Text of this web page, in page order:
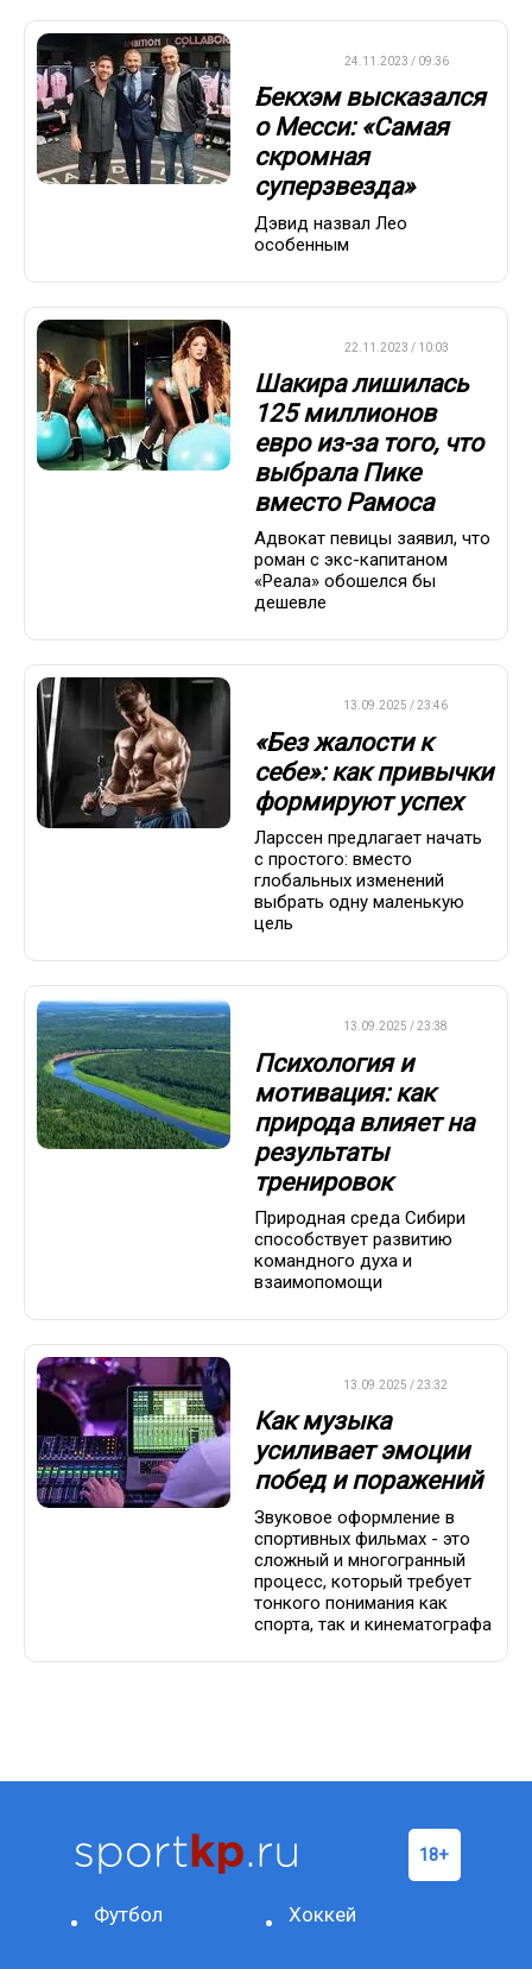
24.11.2023 / 09:36
Бекхэм высказался
о Месси: «Самая
скромная
суперзвезда»
Дэвид назвал Лео
особенным
22.11.2023 / 10:03
Шакира лишилась
125 миллионов
евро из-за того, что
выбрала Пике
вместо Рамоса
Адвокат певицы заявил, что
роман с экс-капитаном
«Реала» обошелся бы
дешевле
13.09.2025 / 23:46
«Без жалости к
себе»: как привычки
формируют успех
Ларссен предлагает начать
с простого: вместо
глобальных изменений
выбрать одну маленькую
цель
13.09.2025 / 23:38
Психология и
мотивация: как
природа влияет на
результаты
тренировок
Природная среда Сибири
способствует развитию
командного духа и
взаимопомощи
13.09.2025 / 23:32
Как музыка
усиливает эмоции
побед и поражений
Звуковое оформление в
спортивных фильмах - это
сложный и многогранный
процесс, который требует
тонкого понимания как
спорта, так и кинематографа
Футбол Хоккей